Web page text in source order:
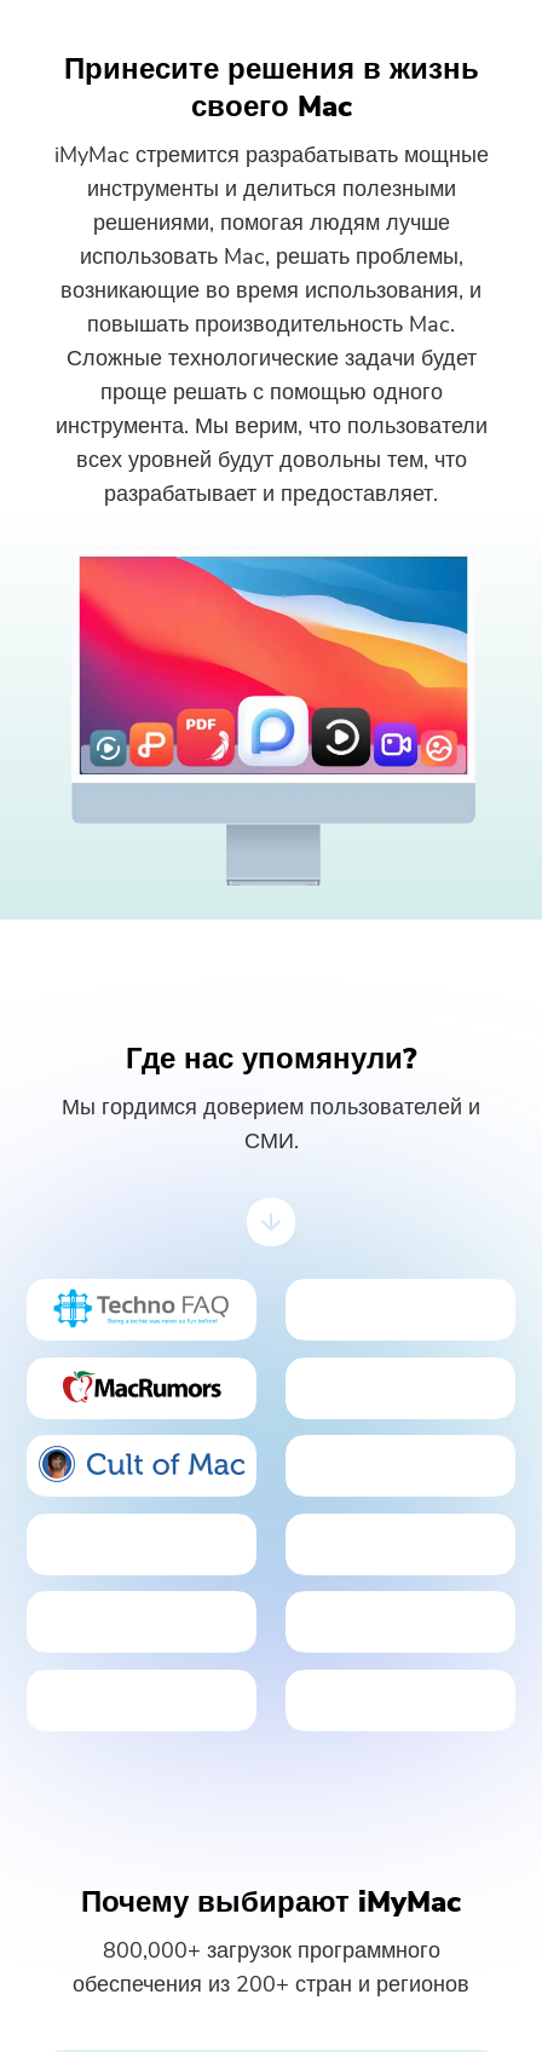
Принесите решения в жизнь
своего Mac
iMyMac стремится разрабатывать мощные
инструменты и делиться полезными
решениями, помогая людям лучше
использовать Mac, решать проблемы,
возникающие во время использования, и
повышать производительность Mac.
Сложные технологические задачи будет
проще решать с помощью одного
инструмента. Мы верим, что пользователи
всех уровней будут довольны тем, что
разрабатывает и предоставляет.
Где нас упомянули?
Мы гордимся доверием пользователей и
СМИ.
Почему выбирают iMyMac
800,000+ загрузок программного
обеспечения из 200+ стран и регионов